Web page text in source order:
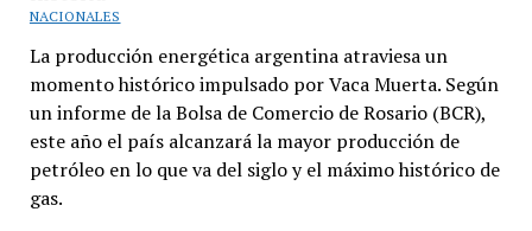
NACIONALES
La producción energética argentina atraviesa un
momento histórico impulsado por Vaca Muerta. Según
un informe de la Bolsa de Comercio de Rosario (BCR),
este año el país alcanzará la mayor producción de
petróleo en lo que va del siglo y el máximo histórico de
gas.